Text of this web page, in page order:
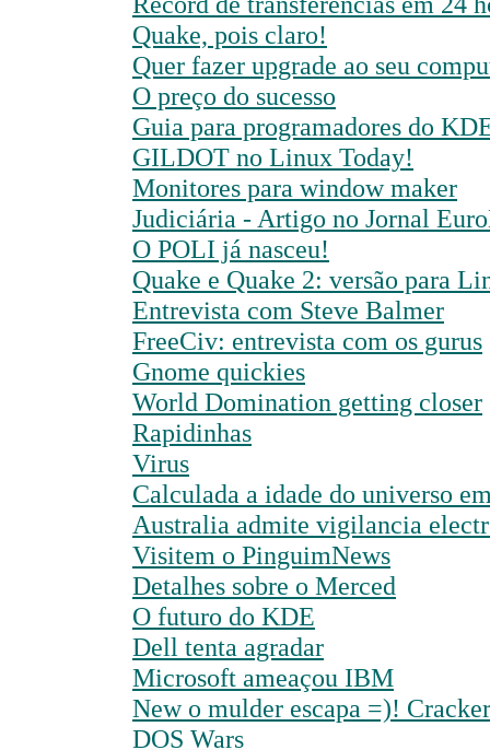
Quake, pois claro!
Quer fazer upgrade ao seu
O preço do sucesso
Guia para programadores do
GILDOT no Linux Today!
Monitores para window maker
Judiciária - Artigo no Jornal
O POLI já nasceu!
Quake e Quake 2: versão para
Entrevista com Steve Balmer
FreeCiv: entrevista com os gurus
Gnome quickies
World Domination getting closer
Rapidinhas
Virus
Calculada a idade do universo
Australia admite vigilancia
Visitem o PinguimNews
Detalhes sobre o Merced
O futuro do KDE
Dell tenta agradar
Microsoft ameaçou IBM
New o mulder escapa =)!
DOS Wars